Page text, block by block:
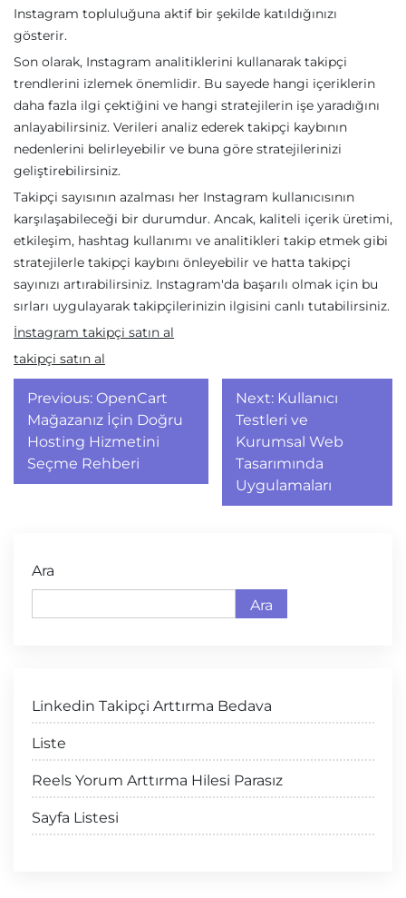
Instagram topluluğuna aktif bir şekilde katıldığınızı
gösterir.
Son olarak, Instagram analitiklerini kullanarak takipçi
trendlerini izlemek önemlidir. Bu sayede hangi içeriklerin
daha fazla ilgi çektiğini ve hangi stratejilerin işe yaradığını
anlayabilirsiniz. Verileri analiz ederek takipçi kaybının
nedenlerini belirleyebilir ve buna göre stratejilerinizi
geliştirebilirsiniz.
Takipçi sayısının azalması her Instagram kullanıcısının
karşılaşabileceği bir durumdur. Ancak, kaliteli içerik üretimi,
etkileşim, hashtag kullanımı ve analitikleri takip etmek gibi
stratejilerle takipçi kaybını önleyebilir ve hatta takipçi
sayınızı artırabilirsiniz. Instagram'da başarılı olmak için bu
sırları uygulayarak takipçilerinizin ilgisini canlı tutabilirsiniz.
İnstagram takipçi satın al
takipçi satın al
Yazı
gezinmesi
Previous: OpenCart
Mağazanız İçin Doğru
Hosting Hizmetini
Seçme Rehberi
Next: Kullanıcı
Testleri ve
Kurumsal Web
Tasarımında
Uygulamaları
Ara
Ara
Linkedin Takipçi Arttırma Bedava
Liste
Reels Yorum Arttırma Hilesi Parasız
Sayfa Listesi